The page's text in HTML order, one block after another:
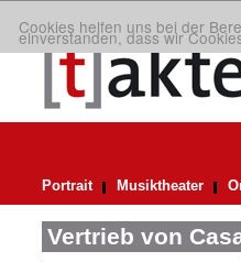
Cookies helfen uns bei der
einverstanden, dass wir
Portrait Musiktheater
Vertrieb von